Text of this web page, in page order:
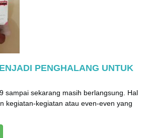
PENGHALANG UNTUK
sampai sekarang masih berlangsung. Hal
kegiatan-kegiatan atau even-even yang